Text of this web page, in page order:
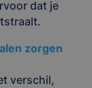
dat je
zorgen
verschil,